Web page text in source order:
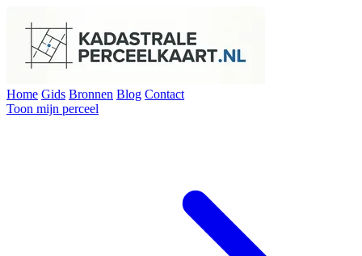
Home Gids Bronnen Blog Contact
Toon mijn perceel